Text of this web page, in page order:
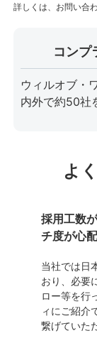
詳しくは、お問い合
コンプ
ウィルオブ・
内外で約50社
よ
採用工数
チ度が心
当社では日
おり、必要
ロー等を行
ィにご紹介
繋げていた